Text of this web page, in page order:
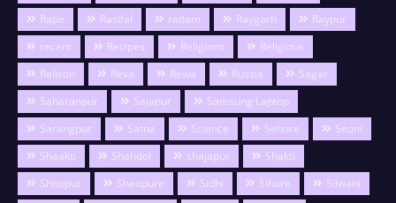
Rape
Rasifal ratlam Raygarh
Raypur
recent
Recipes Religions
Religious
Relison
Reva Rewa Russia
Sagar
Saharanpur
Sajapur
Samsung Laptop
Sarangpur
Satna Science Sehore
Seoni
Shaakti
Shahdol shajapur
Shakti
Sheopur
Sheopure Sidhi Sihore
Silwani